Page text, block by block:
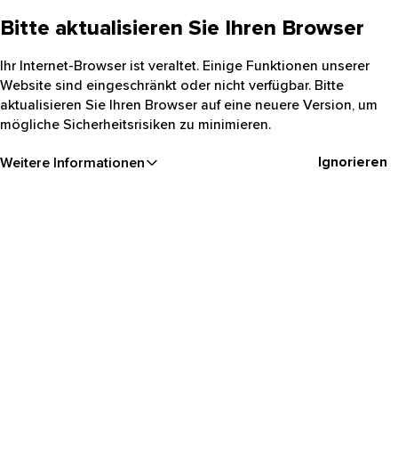
Bitte aktualisieren Sie Ihren Browser
Ihr Internet-Browser ist veraltet. Einige Funktionen unserer
Website sind eingeschränkt oder nicht verfügbar. Bitte
aktualisieren Sie Ihren Browser auf eine neuere Version, um
mögliche Sicherheitsrisiken zu minimieren.
Weitere Informationen Ignorieren